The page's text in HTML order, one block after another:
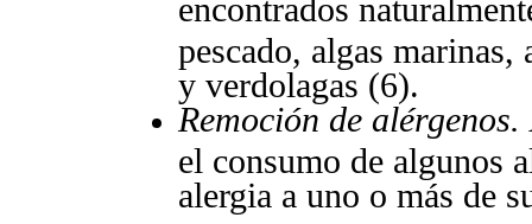
encontrados
pescado, algas marinas,
y verdolagas (6).
Remoción de alérgenos.
el consumo de algunos
alergia a uno o más de